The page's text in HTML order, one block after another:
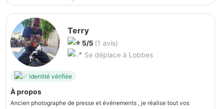
Terry
5/5 (1 avis)
Se déplace à Lobbes
Identité vérifiée
À propos
Ancien photographe de presse et événements , je réalise tout vos